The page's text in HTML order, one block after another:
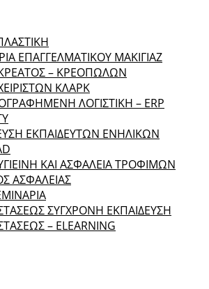
ΕΠΑΓΓΕΛΜΑΤΙΚΟΥ ΜΑΚΙΓΙΑΖ
– ΚΡΕΟΠΩΛΩΝ
ΚΛΑΡΚ
ΛΟΓΙΣΤΙΚΗ – ERP
ΕΚΠΑΙΔΕΥΤΩΝ ΕΝΗΛΙΚΩΝ
ΚΑΙ ΑΣΦΑΛΕΙΑ ΤΡΟΦΙΜΩΝ
ΑΣΦΑΛΕΙΑΣ
ΣΥΓΧΡΟΝΗ ΕΚΠΑΙΔΕΥΣΗ
– ELEARNING